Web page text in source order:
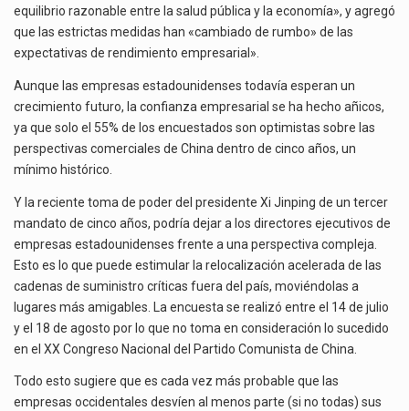
equilibrio razonable entre la salud pública y la economía», y agregó
que las estrictas medidas han «cambiado de rumbo» de las
expectativas de rendimiento empresarial».
Aunque las empresas estadounidenses todavía esperan un
crecimiento futuro, la confianza empresarial se ha hecho añicos,
ya que solo el 55% de los encuestados son optimistas sobre las
perspectivas comerciales de China dentro de cinco años, un
mínimo histórico.
Y la reciente toma de poder del presidente Xi Jinping de un tercer
mandato de cinco años, podría dejar a los directores ejecutivos de
empresas estadounidenses frente a una perspectiva compleja.
Esto es lo que puede estimular la relocalización acelerada de las
cadenas de suministro críticas fuera del país, moviéndolas a
lugares más amigables. La encuesta se realizó entre el 14 de julio
y el 18 de agosto por lo que no toma en consideración lo sucedido
en el XX Congreso Nacional del Partido Comunista de China.
Todo esto sugiere que es cada vez más probable que las
empresas occidentales desvíen al menos parte (si no todas) sus